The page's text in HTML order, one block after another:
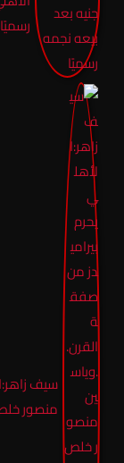
رسميًا
سيف
منصور